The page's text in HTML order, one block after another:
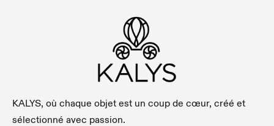
KALYS, où chaque objet est un coup de cœur, créé et
sélectionné avec passion.